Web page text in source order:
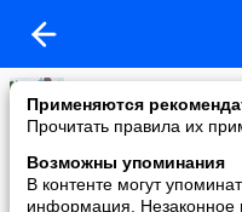
Применяются
Прочитать правила их
Возможны упоминания
В контенте могут
информация. Незаконное
(спортивная газета)
added a photo
05 Oct в 00:25